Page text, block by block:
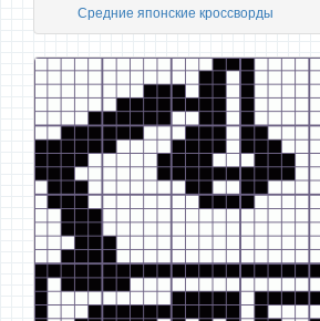
Средние японские кроссворды